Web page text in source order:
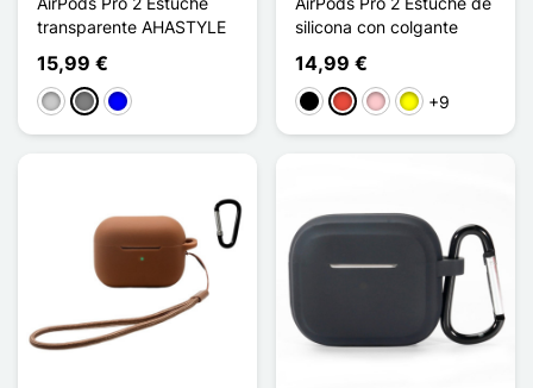
transparente AHASTYLE
15,99 €
Transparente
Gris Transparent
Bleu Transparent
silicona con colgante
14,99 €
NegroRojoRosaAmarillo
+9